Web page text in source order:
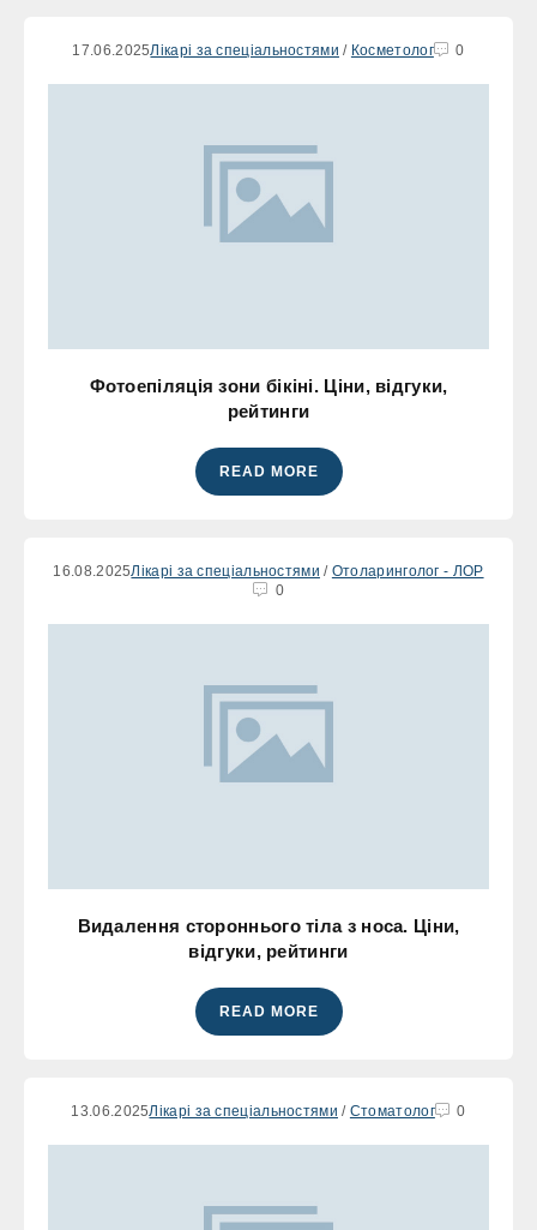
17.06.2025Лікарі за спеціальностями / Косметолог 0
Фотоепіляція зони бікіні. Ціни, відгуки,
рейтинги
READ MORE
16.08.2025Лікарі за спеціальностями / Отоларинголог - ЛОР
0
Видалення стороннього тіла з носа. Ціни,
відгуки, рейтинги
READ MORE
13.06.2025Лікарі за спеціальностями / Стоматолог 0